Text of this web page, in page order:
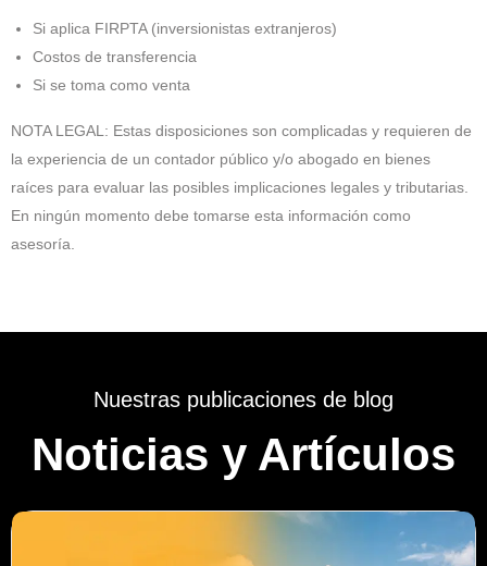
Si aplica FIRPTA (inversionistas extranjeros)
Costos de transferencia
Si se toma como venta
NOTA LEGAL: Estas disposiciones son complicadas y requieren de
la experiencia de un contador público y/o abogado en bienes
raíces para evaluar las posibles implicaciones legales y tributarias.
En ningún momento debe tomarse esta información como
asesoría.
Nuestras publicaciones de blog
Noticias y Artículos